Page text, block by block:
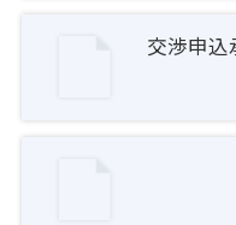
交渉申込